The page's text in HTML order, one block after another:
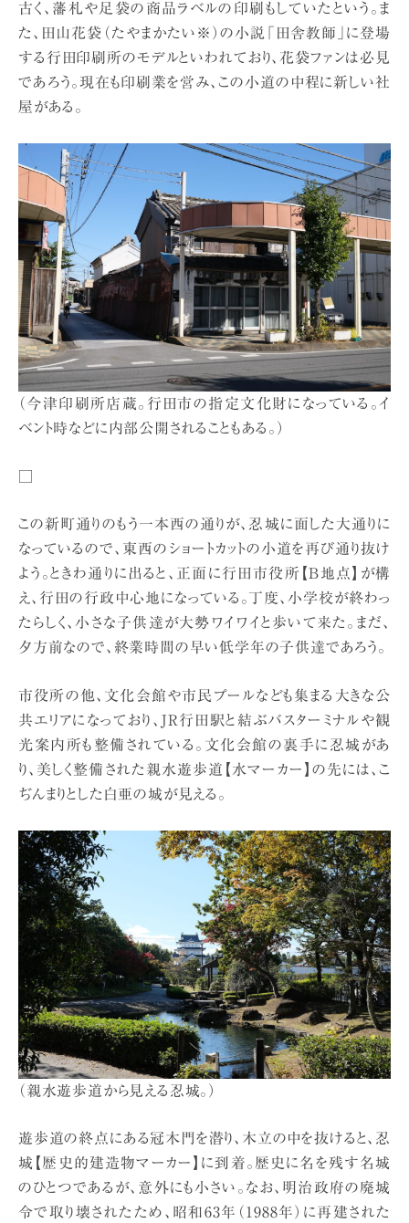
古く、藩札や足袋の商品ラベルの印刷もしていたという。ま
た、田山花袋（たやまかたい※）の小説「田舎教師」に登場
する行田印刷所のモデルといわれており、花袋ファンは必見
であろう。現在も印刷業を営み、この小道の中程に新しい社
屋がある。
（今津印刷所店蔵。行田市の指定文化財になっている。イ
ベント時などに内部公開されることもある。）
この新町通りのもう一本西の通りが、忍城に面した大通りに
なっているので、東西のショートカットの小道を再び通り抜け
よう。ときわ通りに出ると、正面に行田市役所【B地点】が構
え、行田の行政中心地になっている。丁度、小学校が終わっ
たらしく、小さな子供達が大勢ワイワイと歩いて来た。まだ、
夕方前なので、終業時間の早い低学年の子供達であろう。
市役所の他、文化会館や市民プールなども集まる大きな公
共エリアになっており、JR行田駅と結ぶバスターミナルや観
光案内所も整備されている。文化会館の裏手に忍城があ
り、美しく整備された親水遊歩道【水マーカー】の先には、こ
ぢんまりとした白亜の城が見える。
（親水遊歩道から見える忍城。）
遊歩道の終点にある冠木門を潜り、木立の中を抜けると、忍
城【歴史的建造物マーカー】に到着。歴史に名を残す名城
のひとつであるが、意外にも小さい。なお、明治政府の廃城
令で取り壊されたため、昭和63年（1988年）に再建された